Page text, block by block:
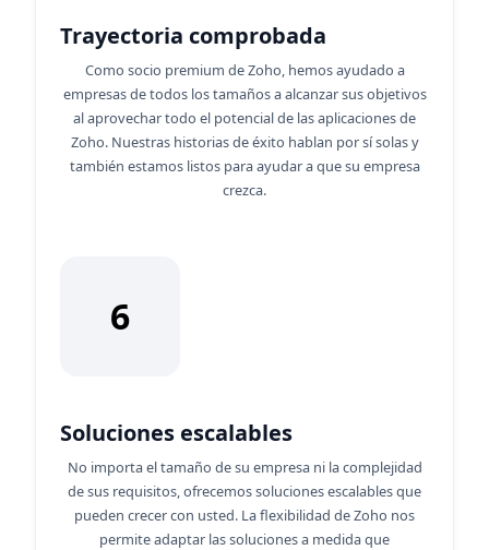
Trayectoria comprobada
Como socio premium de Zoho, hemos ayudado a
empresas de todos los tamaños a alcanzar sus objetivos
al aprovechar todo el potencial de las aplicaciones de
Zoho. Nuestras historias de éxito hablan por sí solas y
también estamos listos para ayudar a que su empresa
crezca.
6
Soluciones escalables
No importa el tamaño de su empresa ni la complejidad
de sus requisitos, ofrecemos soluciones escalables que
pueden crecer con usted. La flexibilidad de Zoho nos
permite adaptar las soluciones a medida que